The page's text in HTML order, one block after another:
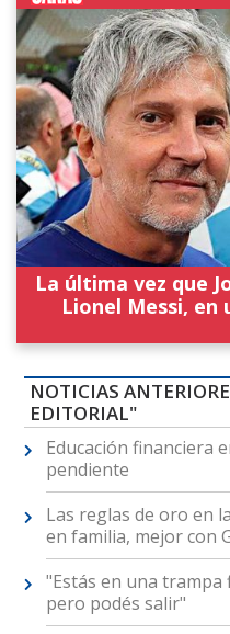
La última vez que
Lionel Messi, en
NOTICIAS
EDITORIAL"
Educación financiera
pendiente
Las reglas de oro en
en familia, mejor con
"Estás en una
pero podés salir"